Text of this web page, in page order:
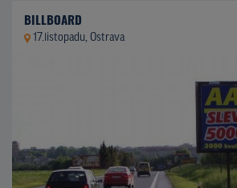
BILLBOARD
17.listopadu, Ostrava